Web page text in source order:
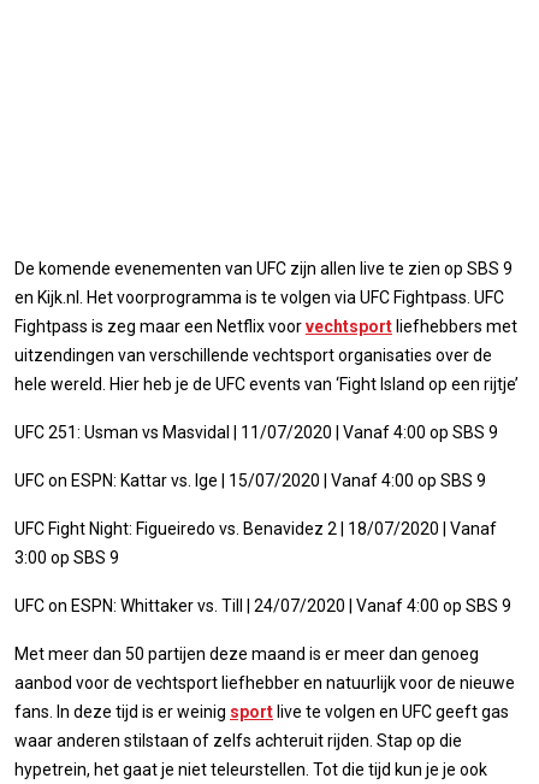
De komende evenementen van UFC zijn allen live te zien op SBS 9
en Kijk.nl. Het voorprogramma is te volgen via UFC Fightpass. UFC
Fightpass is zeg maar een Netflix voorvechtsport liefhebbers met
uitzendingen van verschillende vechtsport organisaties over de
hele wereld. Hier heb je de UFC events van ‘Fight Island op een rijtje’
UFC 251: Usman vs Masvidal | 11/07/2020 | Vanaf 4:00 op SBS 9
UFC on ESPN: Kattar vs. Ige | 15/07/2020 | Vanaf 4:00 op SBS 9
UFC Fight Night: Figueiredo vs. Benavidez 2 | 18/07/2020 | Vanaf
3:00 op SBS 9
UFC on ESPN: Whittaker vs. Till | 24/07/2020 | Vanaf 4:00 op SBS 9
Met meer dan 50 partijen deze maand is er meer dan genoeg
aanbod voor de vechtsport liefhebber en natuurlijk voor de nieuwe
fans. In deze tijd is er weinig sport live te volgen en UFC geeft gas
waar anderen stilstaan of zelfs achteruit rijden. Stap op die
hypetrein, het gaat je niet teleurstellen. Tot die tijd kun je je ook